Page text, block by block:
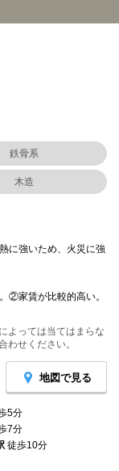
鉄骨系
木造
に強いため、火災に強
②家賃が比較的高い。
よっては当てはまらな
わせください。
地図で見る
5分
7分
徒歩10分